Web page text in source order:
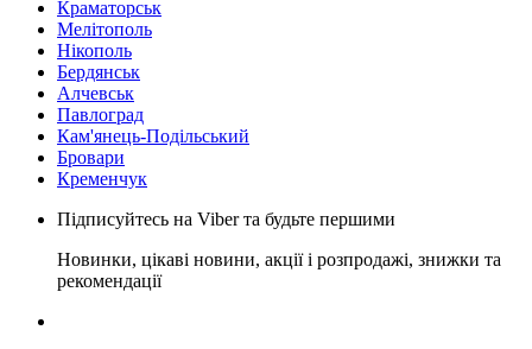
Краматорськ
Мелітополь
Нікополь
Бердянськ
Алчевськ
Павлоград
Кам'янець-Подільський
Бровари
Кременчук
Підписуйтесь на Viber та будьте першими
Новинки, цікаві новини, акції і розпродажі, знижки та
рекомендації